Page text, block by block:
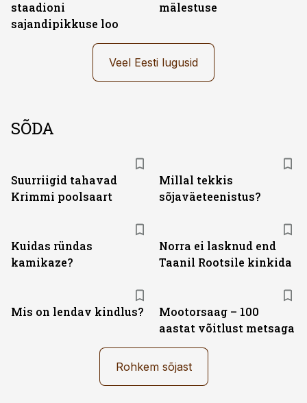
staadioni
sajandipikkuse loo
mälestuse
Veel Eesti lugusid
SÕDA
Suurriigid tahavad
Krimmi poolsaart
Millal tekkis
sõjaväeteenistus?
Kuidas ründas
kamikaze?
Norra ei lasknud end
Taanil Rootsile kinkida
Mis on lendav kindlus?
Mootorsaag – 100
aastat võitlust metsaga
Rohkem sõjast